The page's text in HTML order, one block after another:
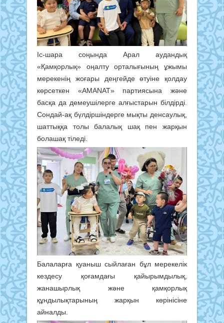
Іс-шара соңында Арал аудандық
«Қамқорлық» оңалту орталығының ұжымы
мерекенің жоғары деңгейде өтуіне қолдау
көрсеткен «AMANAT» партиясына және
басқа да демеушілерге алғыстарын білдірді.
Сондай-ақ бүлдіршіндерге мықты денсаулық,
шаттыққа толы балалық шақ пен жарқын
болашақ тіледі.
Балаларға қуаныш сыйлаған бұл мерекелік
кездесу қоғамдағы қайырымдылық,
жанашырлық және қамқорлық
құндылықтарының жарқын көрінісіне
айналды.